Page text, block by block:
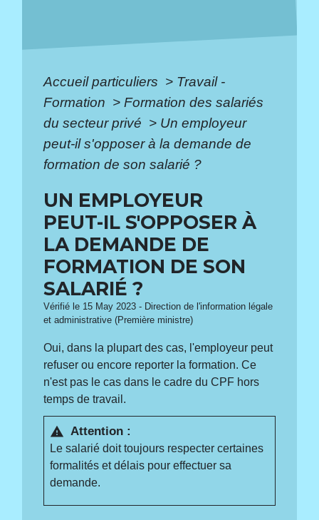
Accueil particuliers > Travail -
Formation > Formation des salariés
du secteur privé > Un employeur
peut-il s'opposer à la demande de
formation de son salarié ?
UN EMPLOYEUR
PEUT-IL S'OPPOSER À
LA DEMANDE DE
FORMATION DE SON
SALARIÉ ?
Vérifié le 15 May 2023 - Direction de l'information légale
et administrative (Première ministre)
Oui, dans la plupart des cas, l'employeur peut
refuser ou encore reporter la formation. Ce
n'est pas le cas dans le cadre du CPF hors
temps de travail.
warning Attention :
Le salarié doit toujours respecter certaines
formalités et délais pour effectuer sa
demande.